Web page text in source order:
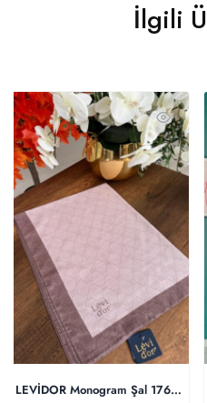
İlgili
LEVİDOR Monogram Şal 17657 –